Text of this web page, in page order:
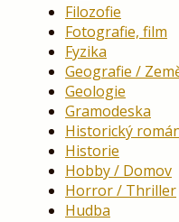
Filozofie
Fotografie, film
Fyzika
Geografie /
Geologie
Gramodeska
Historický
Historie
Hobby / Domov
Horror / Thriller
Hudba